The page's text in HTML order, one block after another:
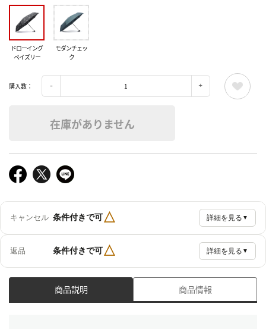
ドローイング
ペイズリー
モダンチェッ
ク
購入数：
在庫がありません
キャンセル 条件付きで可△ 詳細を見る ▼
返品 条件付きで可△ 詳細を見る ▼
商品説明 商品情報